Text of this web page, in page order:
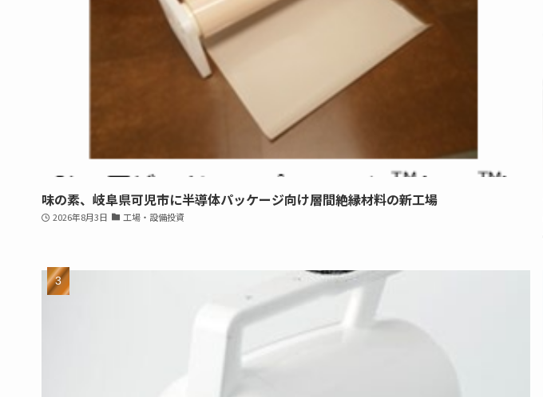
味の素、岐阜県可児市に半導体パッケージ向け層間絶縁材料の新工場
2026年8月3日 工場・設備投資